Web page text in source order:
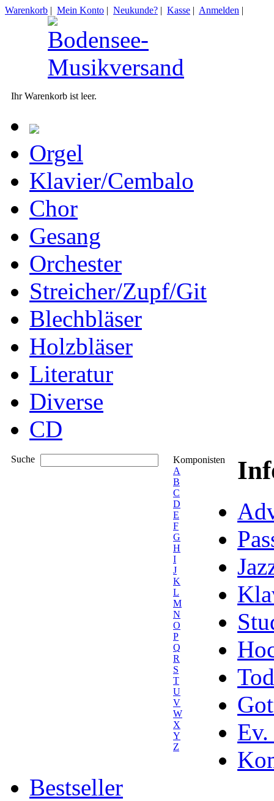
Warenkorb | Mein Konto | Neukunde? | Kasse | Anmelden |
Ihr Warenkorb ist leer.
Orgel
Klavier/Cembalo
Chor
Gesang
Orchester
Streicher/Zupf/Git
Blechbläser
Holzbläser
Literatur
Diverse
CD
Suche
Komponisten
A
B
C
D
E
F
G
H
I
J
K
L
M
N
O
P
Q
R
S
T
U
V
W
X
Y
Z
Ev.
Bestseller